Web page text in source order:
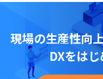
現場の生産性向
DXをは